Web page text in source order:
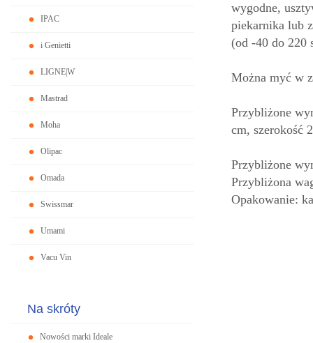
IPAC
i Genietti
LIGNE|W
Mastrad
Moha
Olipac
Omada
Swissmar
Umami
Vacu Vin
Na skróty
Nowości marki Ideale
wygodne,
piekarnika lub
(od -40 do 220
Można myć w
Przybliżone
cm, szerokość
Przybliżone
Przybliżona
Opakowanie: